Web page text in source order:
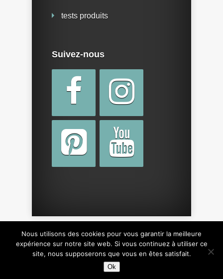
tests produits
Suivez-nous
Copyright © 2015 parcotebebe.fr. Tous droits
réservés, y compris sur le design du site.
Nous utilisons des cookies pour vous garantir la meilleure
expérience sur notre site web. Si vous continuez à utiliser ce
site, nous supposerons que vous en êtes satisfait.
Ok